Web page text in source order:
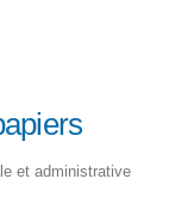
et administrative